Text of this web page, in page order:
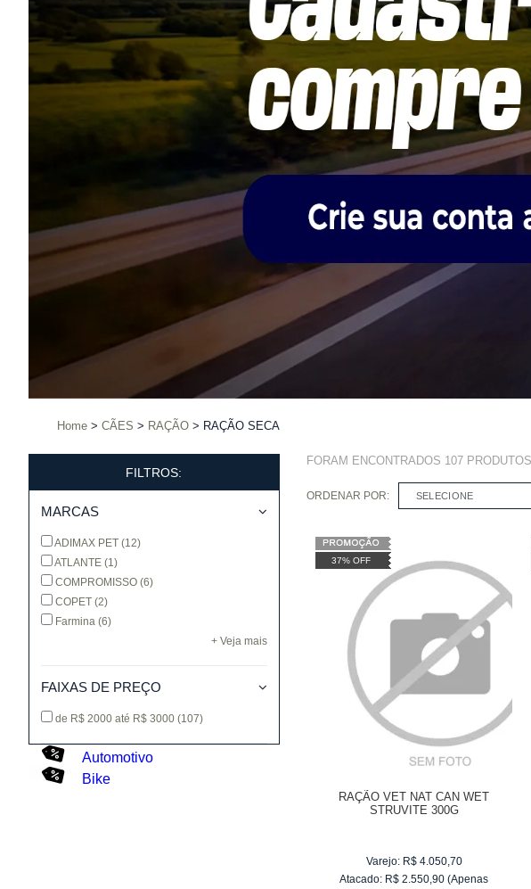
Home CÃES RAÇÃO RAÇÃO SECA
FILTROS:
MARCAS
ADIMAX PET (12)
ATLANTE (1)
COMPROMISSO (6)
COPET (2)
Farmina (6)
+ Veja mais
FAIXAS DE PREÇO
de R$ 2000 até R$ 3000 (107)
Automotivo
Bike
FORAM ENCONTRADOS 107PRODUTOS
ORDENAR POR: SELECIONE
37% OFF
RAÇÃO VET NAT CAN WET
STRUVITE 300G
Varejo: R$ 4.050,70
Atacado: R$ 2.550,90 (Apenas